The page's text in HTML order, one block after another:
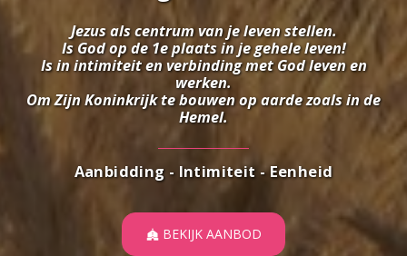
Jezus als centrum van je leven stellen.
Is God op de 1e plaats in je gehele leven!
Is in intimiteit en verbinding met God leven en
werken.
Om Zijn Koninkrijk te bouwen op aarde zoals in de
Hemel.
Aanbidding - Intimiteit - Eenheid
BEKIJK AANBOD